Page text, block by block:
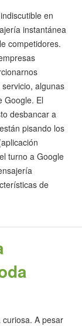
en
instantánea
competidores.
algunas
Google. El
desbancar a
pisando los
turno a Google
de
A pesar